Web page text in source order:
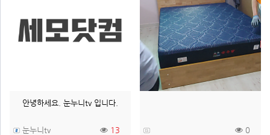
안녕하세요. 눈누니tv 입니다.
눈누니tv 13 0